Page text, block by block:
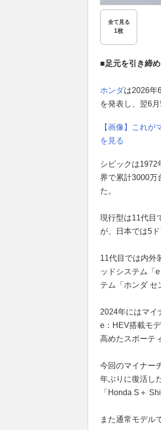
全て見る
1枚
■足元を引き締
ホンダは2026年
を発表し、翌6
【画像】これ
を見る
シビックは1972
界で累計3000万
た。
現行型は11代目
が、日本では5
11代目では内外
ッドシステム「
テム「ホンダ セ
2024年にはマイ
e：HEV搭載モ
高めたスポーテ
今回のマイナー
年ぶりに復活し
「Honda S＋
また通常モデル